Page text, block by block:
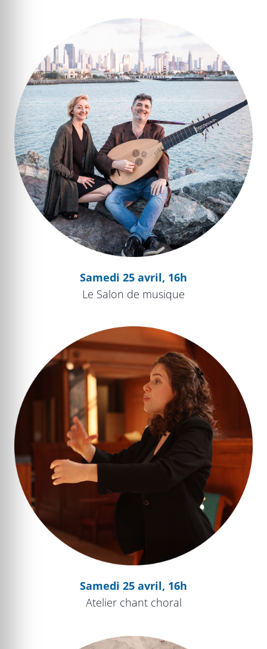
Samedi 25 avril, 16h
Le Salon de musique
Samedi 25 avril, 16h
Atelier chant choral
Atelier chant choral
Masques et Bergamasques